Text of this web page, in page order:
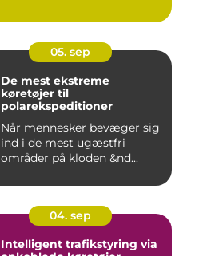
05. sep
De mest ekstreme
køretøjer til
polarekspeditioner
Når mennesker bevæger sig
ind i de mest ugæstfri
områder på kloden &nd...
04. sep
Intelligent trafikstyring via